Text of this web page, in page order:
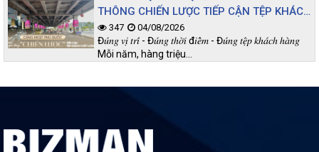
THÔNG CHIẾN LƯỢC TIẾP CẬN TỆP KHÁCH
CHẤT LƯỢNG
347 04/08/2026
Đ𝑢́𝑛𝑔 𝑣𝑖̣ 𝑡𝑟𝑖́ - Đ𝑢́𝑛𝑔 𝑡ℎ𝑜̛̀𝑖 đ𝑖𝑒̂̉𝑚 - Đ𝑢́𝑛𝑔 𝑡𝑒̣̂𝑝 𝑘ℎ𝑎́𝑐ℎ ℎ𝑎̀𝑛𝑔
Mỗi năm, hàng triệu…